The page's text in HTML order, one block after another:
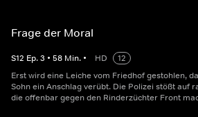
Frage der Moral
S12 Ep.3 • 58 Min. • HD
12
Erst wird eine Leiche vom Friedhof gestohlen,
Sohn ein Anschlag verübt. Die Polizei stößt auf
die offenbar gegen den Rinderzüchter Front